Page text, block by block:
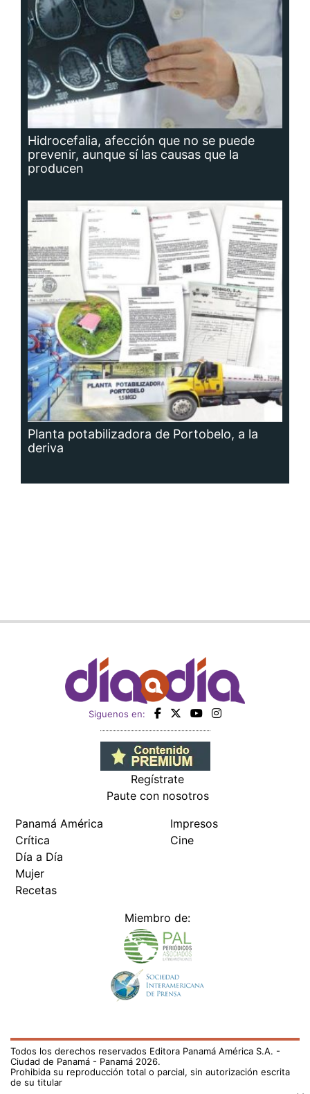
Hidrocefalia, afección que no se puede
prevenir, aunque sí las causas que la
producen
Planta potabilizadora de Portobelo, a la
deriva
Siguenos en:
Regístrate
Paute con nosotros
Panamá América
Crítica
Día a Día
Mujer
Recetas
Impresos
Cine
Miembro de:
Todos los derechos reservados Editora Panamá América S.A. -
Ciudad de Panamá - Panamá 2026.
Prohibida su reproducción total o parcial, sin autorización escrita
de su titular